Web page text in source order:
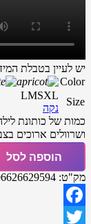
יש לעיין בטבלת
Color
Size
LMSXL
נקה
ושרוולים ארוכים
הוספה לסל
מק"ט:
Facebook